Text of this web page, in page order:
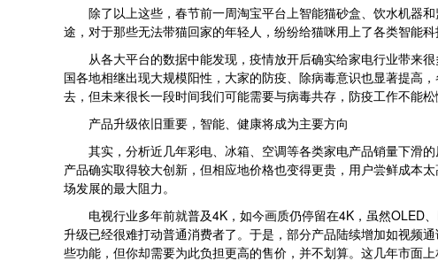
除了以上这些，春节前一周淘宝平台上智能猫砂盒、饮水机器
途，对于那些无法带猫回家的年轻人，纷纷给猫咪用上了各类智能科
从各大平台的数据中能发现，疫情放开后确实给家电行业带来
国各地相继出现大规模阳性，大家的防疫、除病毒意识也显著提高
去，但未来很长一段时间我们可能需要与病毒共存，防疫工作不能
产品升级依旧重要，智能、健康将成为主要方向
其实，分析近几年彩电、冰箱、空调等各类家电产品销量下滑
产品确实取得较大创新，但相应地价格也变得更贵，用户尝鲜成本
场发展的最大阻力。
电视行业多年前就普及4K，如今画质仍停留在4K，虽然OLED
升级已经很难打动普通消费者了。于是，部分产品陆续增加如视频
些功能，但你却需要为此负担更高的售价，并不划算。这几年市面